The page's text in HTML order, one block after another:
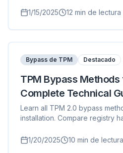
1/15/2025
12 min de lectura
Bypass de TPM Destacado
TPM Bypass Methods
Complete Technical
Learn all TPM 2.0 bypass
installation. Compare registry
instructions.
1/20/2025 10 min de lectura